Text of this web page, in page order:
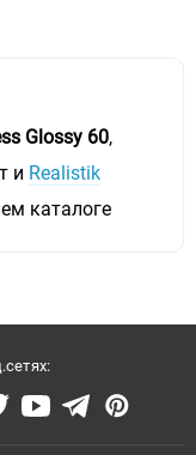
Glossy 60,
и Realistik
каталоге